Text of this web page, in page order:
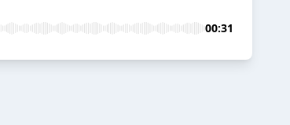
00:31